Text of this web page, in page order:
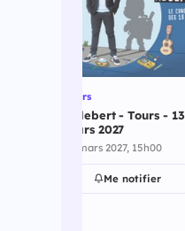
Tours
Aldebert - Tours - 13
mars 2027
13 mars 2027, 15h00
Me notifier